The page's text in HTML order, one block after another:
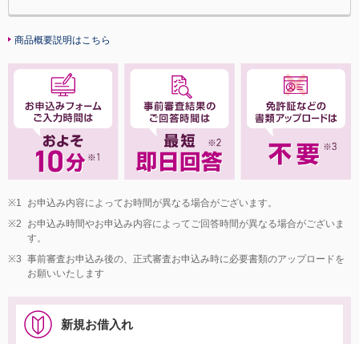
商品概要説明はこちら
※1
お申込み内容によってお時間が異なる場合がございます。
※2
お申込み時間やお申込み内容によってご回答時間が異なる場合がございま
す。
※3 事前審査お申込み後の、正式審査お申込み時に必要書類のアップロードを
お願いいたします
新規お借入れ